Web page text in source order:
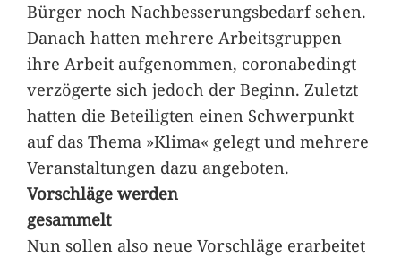
Bürger noch Nachbesserungsbedarf sehen.
Danach hatten mehrere Arbeitsgruppen
ihre Arbeit aufgenommen, coronabedingt
verzögerte sich jedoch der Beginn. Zuletzt
hatten die Beteiligten einen Schwerpunkt
auf das Thema »Klima« gelegt und mehrere
Veranstaltungen dazu angeboten.
Vorschläge werden
gesammelt
Nun sollen also neue Vorschläge erarbeitet